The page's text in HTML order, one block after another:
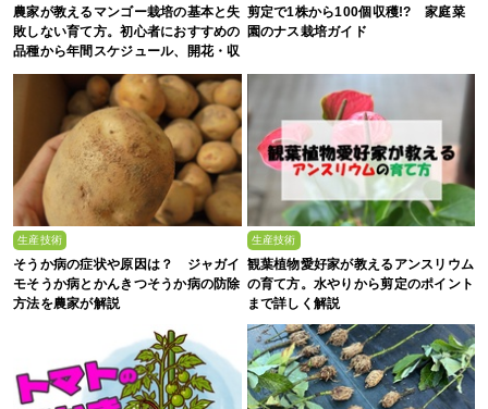
農家が教えるマンゴー栽培の基本と失
敗しない育て方。初心者におすすめの
品種から年間スケジュール、開花・収
穫のコツまで徹底解説
剪定で1株から100個収穫!? 家庭菜
園のナス栽培ガイド
生産技術
そうか病の症状や原因は？ ジャガイ
モそうか病とかんきつそうか病の防除
方法を農家が解説
生産技術
観葉植物愛好家が教えるアンスリウム
の育て方。水やりから剪定のポイント
まで詳しく解説